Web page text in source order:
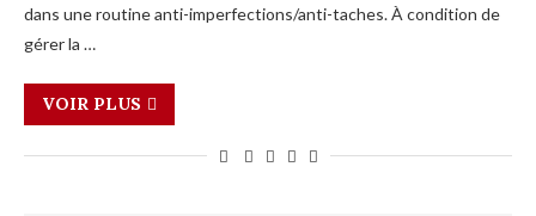
dans une routine anti-imperfections/anti-taches. À condition de
gérer la …
VOIR PLUS